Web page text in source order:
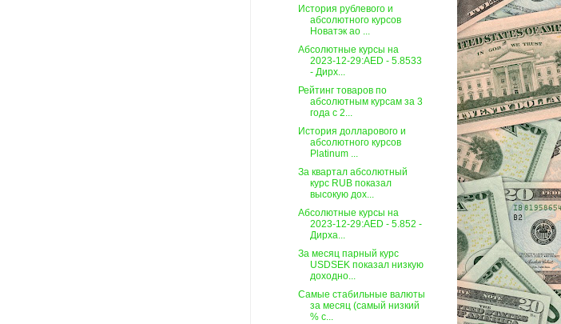
История рублевого и
абсолютного курсов
Новатэк ао ...
Абсолютные курсы на
2023-12-29:AED - 5.8533
- Дирх...
Рейтинг товаров по
абсолютным курсам за 3
года c 2...
История долларового и
абсолютного курсов
Platinum ...
За квартал абсолютный
курс RUB показал
высокую дох...
Абсолютные курсы на
2023-12-29:AED - 5.852 -
Дирха...
За месяц парный курс
USDSEK показал низкую
доходно...
Самые стабильные валюты
за месяц (самый низкий
% с...